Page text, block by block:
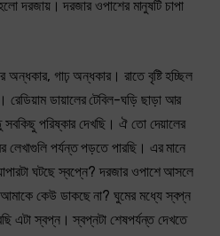
দরজায়। দরজার ওপাশের মানুষটি চাপা
গাঢ় অন্ধকার। রাতে বৃষ্টি হচ্ছিল
ডায়ালের টেবিল-ঘড়ি ছাড়া আর
পরিষ্কার দেখছি। ঐ তো দেয়ালের
লেখাগুলি পর্যন্ত পড়তে পারছি। এর মানে
ঘটছে স্বপ্নে? দরজার ওপাশে আসলে
কেউ ডাকছে না? ঘুমের মধ্যে স্বপ্ন
এটা স্বপ্ন। স্বপ্নটা শেষপর্যন্ত দেখতে